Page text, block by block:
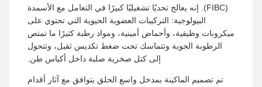
(FIBC). إنه يعالج تحديًا تشغيليًا كبيرًا في التعامل مع الأسمدة
البيولوجية: التركيبات العضوية الحيوية التي تحتوي على
ميكروبات وظيفية، وأحماض أمينية، ومواد رطبة كثيرًا ما تمتص
الرطوبة الجوية وتتماسك تحت ضغط تكديس ثقيل، وتتحول
إلى كتل صخرية صلبة داخل أكياس طن.
تم تصميم الماكينة بمدخل واسع الحلق يتوافق مع آثار أقدام